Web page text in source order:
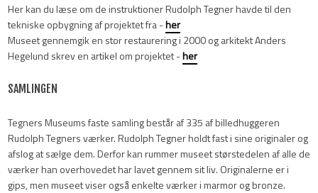
Her kan du læse om de instruktioner Rudolph Tegner havde til den
tekniske opbygning af projektet fra -her
Museet gennemgik en stor restaurering i 2000 og arkitekt Anders
Hegelund skrev en artikel om projektet -her
SAMLINGEN
Tegners Museums faste samling består af 335 af billedhuggeren
Rudolph Tegners værker. Rudolph Tegner holdt fast i sine originaler og
afslog at sælge dem. Derfor kan rummer museet størstedelen af alle de
værker han overhovedet har lavet gennem sit liv. Originalerne er i
gips, men museet viser også enkelte værker i marmor og bronze.